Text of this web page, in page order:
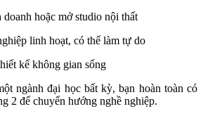
hoặc mở studio nội thất
linh hoạt, có thể làm tự do
kế không gian sống
ngành đại học bất kỳ, bạn hoàn toàn có
2 để chuyển hướng nghề nghiệp.